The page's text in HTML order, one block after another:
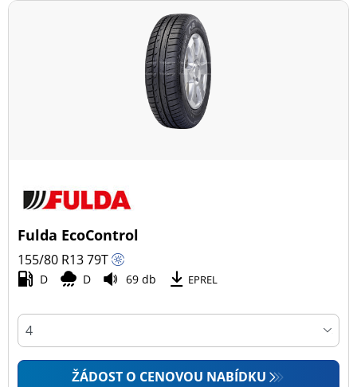
Fulda EcoControl
155/80 R1379T
D D 69 db EPREL
ŽÁDOST O CENOVOU NABÍDKU